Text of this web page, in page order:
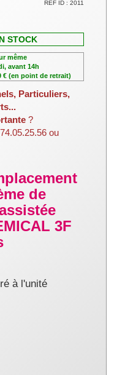
REF ID : 2011
STOCK
même
avant 14h
€ (en point de retrait)
Particuliers,
?
ou
de
3F
à l'unité